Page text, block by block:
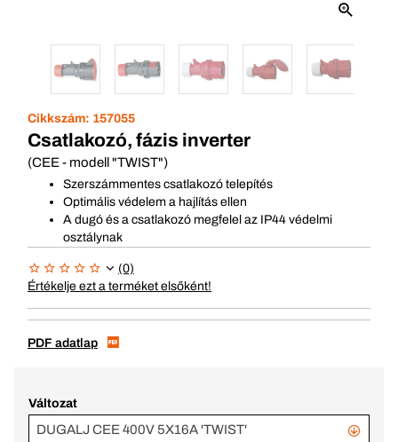
Cikkszám: 157055
Csatlakozó, fázis inverter
(CEE - modell "TWIST")
Szerszámmentes csatlakozó telepítés
Optimális védelem a hajlítás ellen
A dugó és a csatlakozó megfelel az IP44 védelmi
osztálynak
(0)
Értékelje ezt a terméket elsőként!
PDF adatlap
Változat
DUGALJ CEE 400V 5X16A 'TWIST'